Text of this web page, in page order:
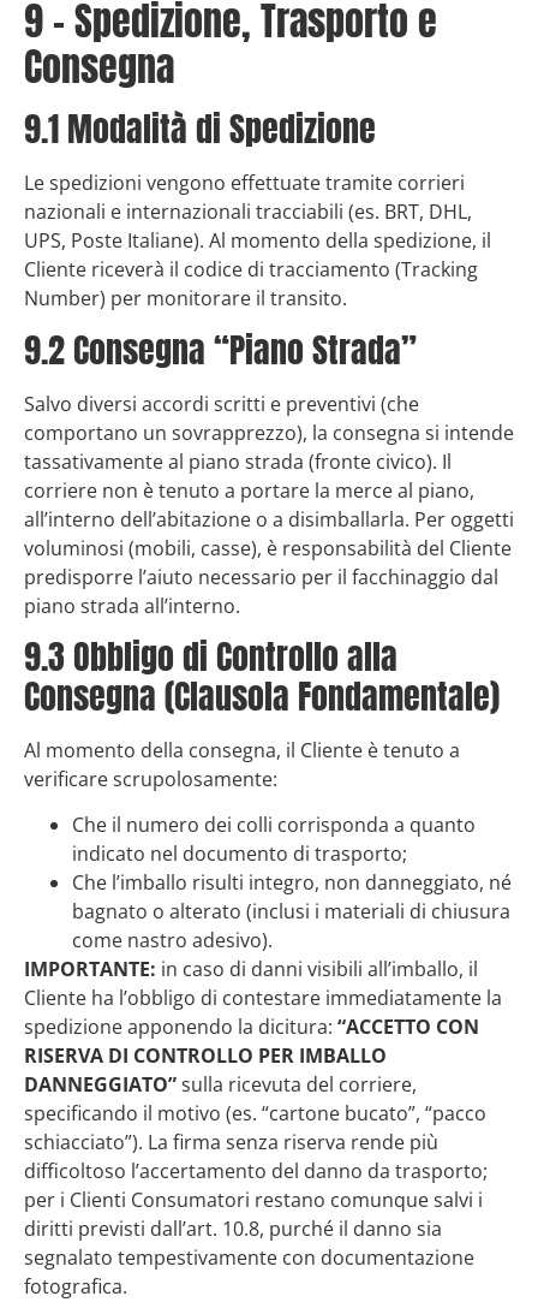
9 – Spedizione, Trasporto e
Consegna
9.1 Modalità di Spedizione
Le spedizioni vengono effettuate tramite corrieri
nazionali e internazionali tracciabili (es. BRT, DHL,
UPS, Poste Italiane). Al momento della spedizione, il
Cliente riceverà il codice di tracciamento (Tracking
Number) per monitorare il transito.
9.2 Consegna “Piano Strada”
Salvo diversi accordi scritti e preventivi (che
comportano un sovrapprezzo), la consegna si intende
tassativamente al piano strada (fronte civico). Il
corriere non è tenuto a portare la merce al piano,
all’interno dell’abitazione o a disimballarla. Per oggetti
voluminosi (mobili, casse), è responsabilità del Cliente
predisporre l’aiuto necessario per il facchinaggio dal
piano strada all’interno.
9.3 Obbligo di Controllo alla
Consegna (Clausola Fondamentale)
Al momento della consegna, il Cliente è tenuto a
verificare scrupolosamente:
Che il numero dei colli corrisponda a quanto
indicato nel documento di trasporto;
Che l’imballo risulti integro, non danneggiato, né
bagnato o alterato (inclusi i materiali di chiusura
come nastro adesivo).
IMPORTANTE: in caso di danni visibili all’imballo, il
Cliente ha l’obbligo di contestare immediatamente la
spedizione apponendo la dicitura: “ACCETTO CON
RISERVA DI CONTROLLO PER IMBALLO
DANNEGGIATO”sulla ricevuta del corriere,
specificando il motivo (es. “cartone bucato”, “pacco
schiacciato”). La firma senza riserva rende più
difficoltoso l’accertamento del danno da trasporto;
per i Clienti Consumatori restano comunque salvi i
diritti previsti dall’art. 10.8, purché il danno sia
segnalato tempestivamente con documentazione
fotografica.